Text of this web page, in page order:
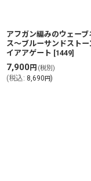
アフガン編みのウェーブ
ス〜ブルーサンドストー
イアアゲート [1449]
7,900円 (税別)
(税込: 8,690円)